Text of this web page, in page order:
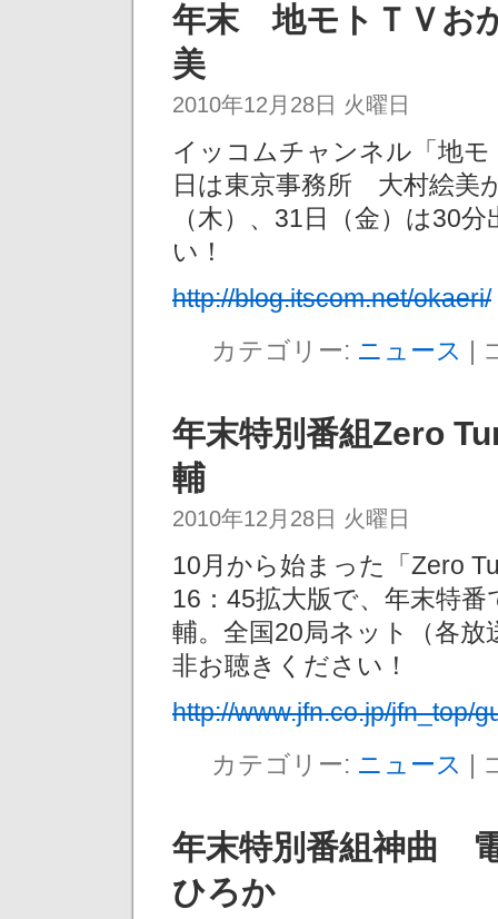
年末 地モトＴＶお
美
2010年12月28日 火曜日
イッコムチャンネル「地
日は東京事務所 大村絵美
（木）、31日（金）は30
い！
http://blog.itscom.net/okaeri/
カテゴリー: ニュース |
年末特別番組Zero
輔
2010年12月28日 火曜日
10月から始まった「Zero
16：45拡大版で、年末特
輔。全国20局ネット（各
非お聴きください！
http://www.jfn.co.jp/jfn_top/
カテゴリー: ニュース |
年末特別番組神曲
ひろか